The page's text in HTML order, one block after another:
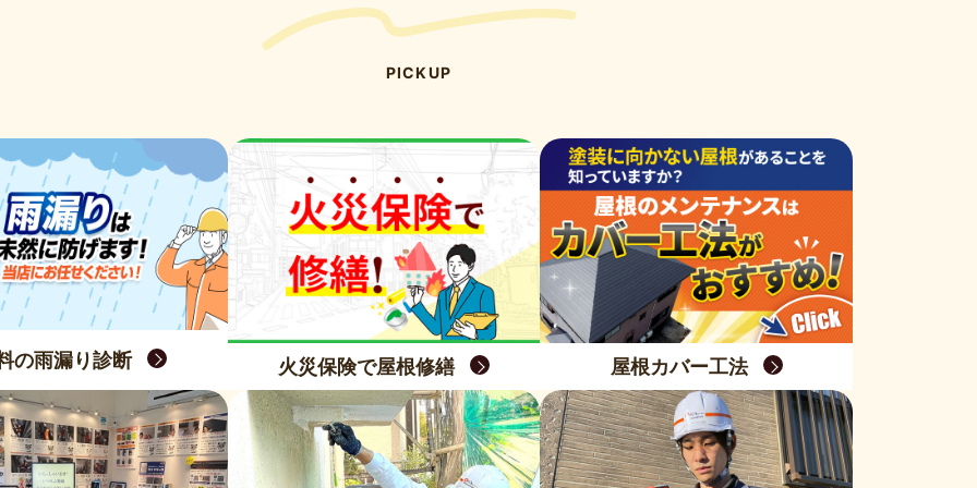
PICKUP
の雨漏り診断 火災保険で屋根修繕 屋根カバー工法